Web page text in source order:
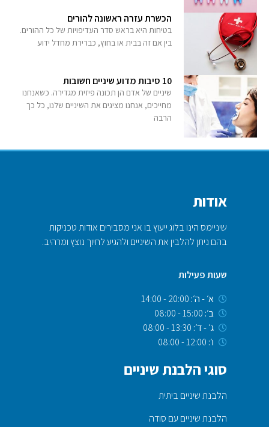
הכשרת עזרה ראשונה להורים
בטיחות היא בראש סדר העדיפויות של כל ההורים.
בין אם זה בבית או בחוץ, כברירת מחדל ידוע
10 סיבות מדוע שיניים חשובות
שיניים של אדם הן תכונה פיזית מגדירה. כשאנחנו
מחייכים, אנחנו מציגים את השיניים שלנו, כל כך
הרבה
אודות
שיניימס הינו בלוג ייעוץ בו אני מסבירים אודות טכניקות
בהם ניתן להלבין את השיניים ולהגיע לחיוך נוצץ ומרהיב.
שעות פעילות
א׳ - ה׳: 20:00 - 14:00
ב׳: 15:00 - 08:00
ג׳ - ד׳: 13:30 - 08:00
ו׳: 12:00 - 08:00
סוגי הלבנת שיניים
הלבנת שיניים ביתית
הלבנת שיניים עם סודה